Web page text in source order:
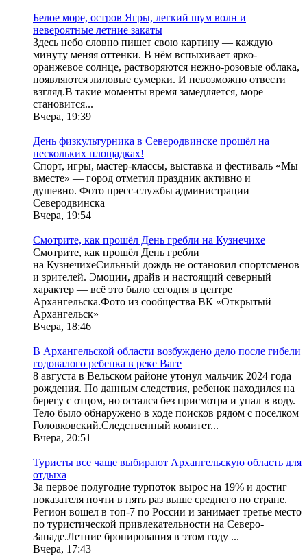
Белое море, остров Ягры, легкий шум волн и
невероятные летние закаты
Здесь небо словно пишет свою картину — каждую
минуту меняя оттенки. В нём вспыхивает ярко-
оранжевое солнце, растворяются нежно-розовые облака,
появляются лиловые сумерки. И невозможно отвести
взгляд.В такие моменты время замедляется, море
становится...
Вчера, 19:39
День физкультурника в Северодвинске прошёл на
нескольких площадках!
Спорт, игры, мастер-классы, выставка и фестиваль «Мы
вместе» — город отметил праздник активно и
душевно. Фото пресс-службы администрации
Северодвинска
Вчера, 19:54
Смотрите, как прошёл День гребли на Кузнечихе
Смотрите, как прошёл День гребли
на КузнечихеСильный дождь не остановил спортсменов
и зрителей. Эмоции, драйв и настоящий северный
характер — всё это было сегодня в центре
Архангельска.Фото из сообщества ВК «Открытый
Архангельск»
Вчера, 18:46
В Архангельской области возбуждено дело после гибели
годовалого ребенка в реке Ваге
8 августа в Вельском районе утонул мальчик 2024 года
рождения. По данным следствия, ребенок находился на
берегу с отцом, но остался без присмотра и упал в воду.
Тело было обнаружено в ходе поисков рядом с поселком
Головковский.Следственный комитет...
Вчера, 20:51
Туристы все чаще выбирают Архангельскую область для
отдыха
За первое полугодие турпоток вырос на 19% и достиг
показателя почти в пять раз выше среднего по стране.
Регион вошел в топ-7 по России и занимает третье место
по туристической привлекательности на Северо-
Западе.Летние бронирования в этом году ...
Вчера, 17:43